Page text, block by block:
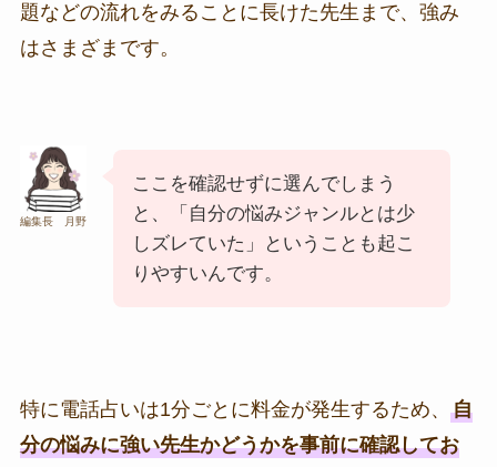
題などの流れをみることに長けた先生まで、強み
はさまざまです。
編集長 月野
ここを確認せずに選んでしまう
と、「自分の悩みジャンルとは少
しズレていた」ということも起こ
りやすいんです。
特に電話占いは1分ごとに料金が発生するため、 自
分の悩みに強い先生かどうかを事前に確認してお